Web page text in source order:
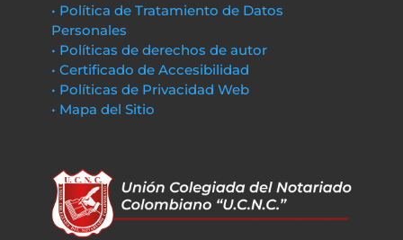
• Política de Tratamiento de Datos
Personales
• Políticas de derechos de autor
• Certificado de Accesibilidad
• Políticas de Privacidad Web
• Mapa del Sitio